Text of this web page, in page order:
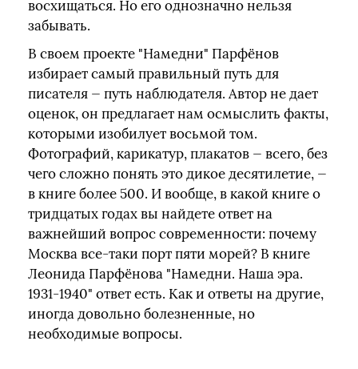
восхищаться. Но его однозначно нельзя
забывать.
В своем проекте "Намедни" Парфёнов
избирает самый правильный путь для
писателя — путь наблюдателя. Автор не дает
оценок, он предлагает нам осмыслить факты,
которыми изобилует восьмой том.
Фотографий, карикатур, плакатов — всего, без
чего сложно понять это дикое десятилетие, —
в книге более 500. И вообще, в какой книге о
тридцатых годах вы найдете ответ на
важнейший вопрос современности: почему
Москва все-таки порт пяти морей? В книге
Леонида Парфёнова "Намедни. Наша эра.
1931-1940" ответ есть. Как и ответы на другие,
иногда довольно болезненные, но
необходимые вопросы.